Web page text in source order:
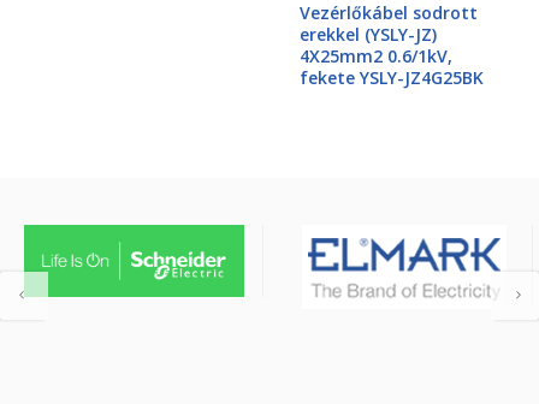
Vezérlőkábel sodrott
erekkel (YSLY-JZ)
4X25mm2 0.6/1kV,
fekete YSLY-JZ4G25BK